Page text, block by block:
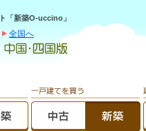
「新築O-uccino」
全国へ